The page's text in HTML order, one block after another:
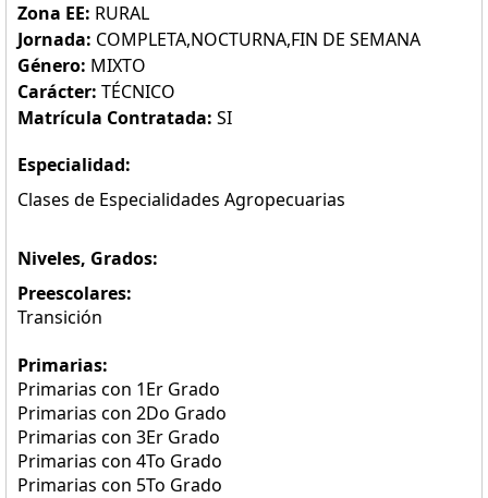
Zona EE: RURAL
Jornada: COMPLETA,NOCTURNA,FIN DE SEMANA
Género: MIXTO
Carácter: TÉCNICO
Matrícula Contratada: SI
Especialidad:
Clases de Especialidades Agropecuarias
Niveles, Grados:
Preescolares:
Transición
Primarias:
Primarias con 1Er Grado
Primarias con 2Do Grado
Primarias con 3Er Grado
Primarias con 4To Grado
Primarias con 5To Grado